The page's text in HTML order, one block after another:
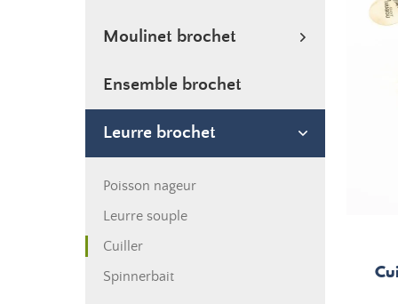
Moulinet brochet
Ensemble brochet
Leurre brochet
Poisson nageur
Leurre souple
Cuiller
Spinnerbait